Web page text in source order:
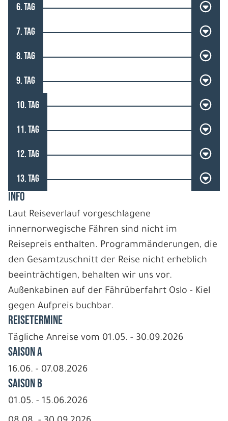
6. TAG
7. TAG
8. TAG
9. TAG
10. TAG
11. TAG
12. TAG
13. TAG
INFO
Laut Reiseverlauf vorgeschlagene
innernorwegische Fähren sind nicht im
Reisepreis enthalten. Programmänderungen, die
den Gesamtzuschnitt der Reise nicht erheblich
beeinträchtigen, behalten wir uns vor.
Außenkabinen auf der Fährüberfahrt Oslo - Kiel
gegen Aufpreis buchbar.
REISETERMINE
Tägliche Anreise vom 01.05. - 30.09.2026
Saison A
16.06. - 07.08.2026
Saison B
01.05. - 15.06.2026